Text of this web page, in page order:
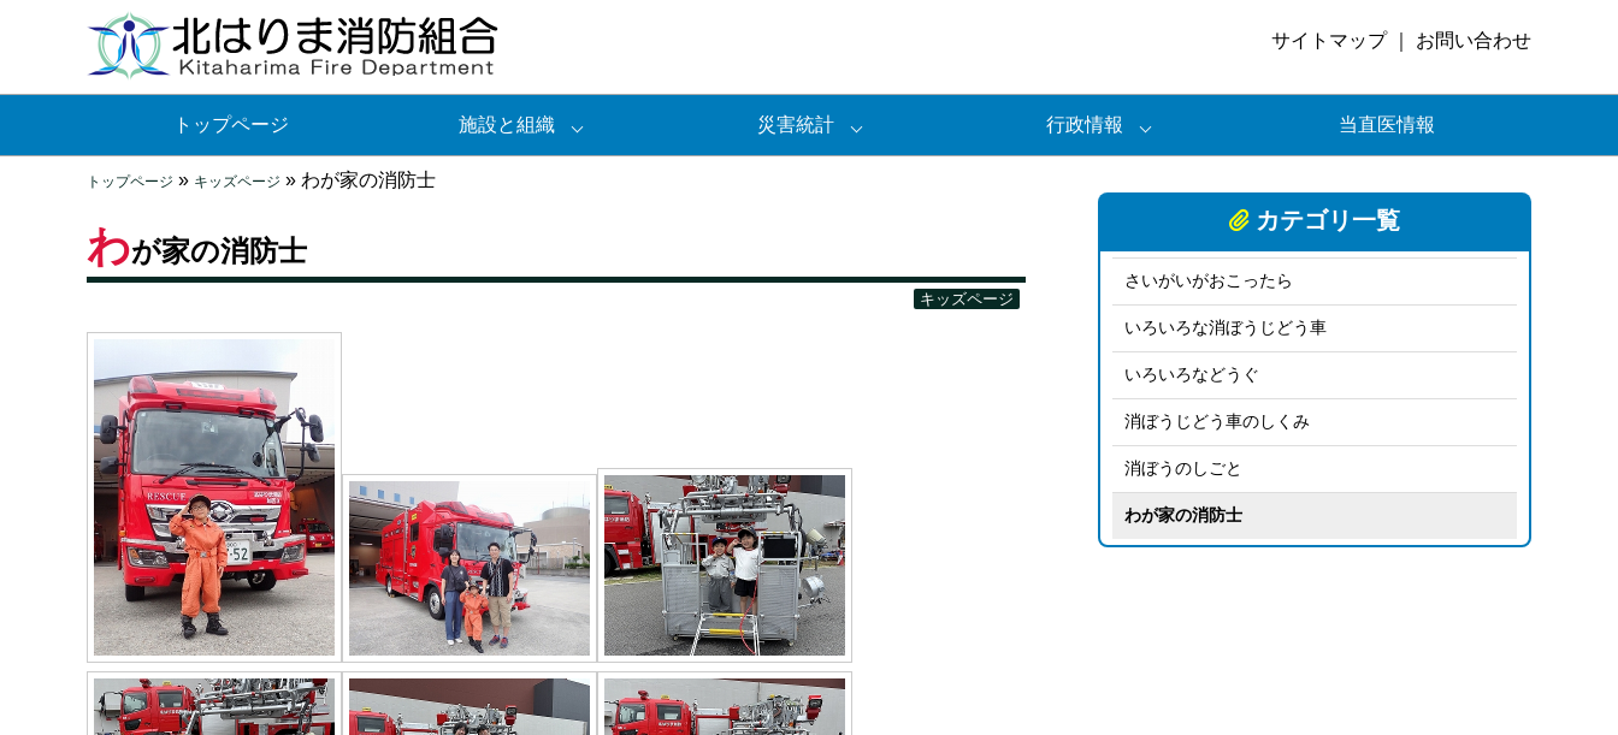
サイトマップ｜ お問い合わせ
トップページ 施設と組織 災害統計 行政情報 当直医情報
トップページ » キッズページ » わが家の消防士
わが家の消防士
キッズページ
カテゴリ一覧
さいがいがおこったら
いろいろな消ぼうじどう車
いろいろなどうぐ
消ぼうじどう車のしくみ
消ぼうのしごと
わが家の消防士